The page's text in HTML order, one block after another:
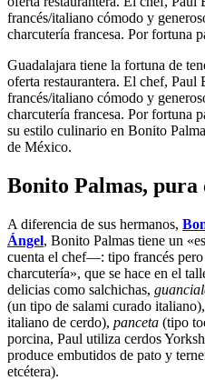
francés/italiano cómodo y
charcutería francesa. Por fortuna
Guadalajara tiene la fortuna de
oferta restaurantera. El chef,
francés/italiano cómodo y
charcutería francesa. Por fortuna
su estilo culinario en Bonito
de México.
Bonito Palmas,
A diferencia de sus hermanos,
Ángel, Bonito Palmas tiene un
cuenta el chef—: tipo francés
charcutería», que se hace en el
delicias como salchichas,
(un tipo de salami curado italiano),
italiano de cerdo), panceta (tipo
porcina, Paul utiliza cerdos
produce embutidos de pato y
etcétera).